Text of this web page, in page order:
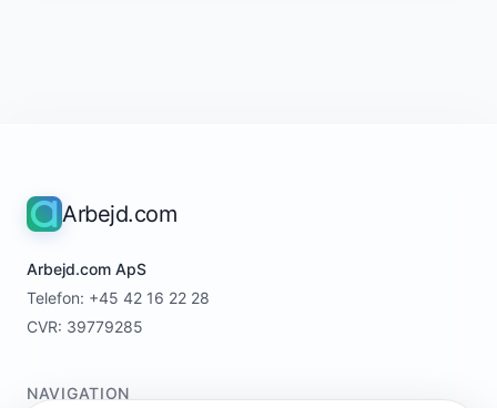
Arbejd.com
Arbejd.com ApS
Telefon: +45 42 16 22 28
CVR: 39779285
NAVIGATION